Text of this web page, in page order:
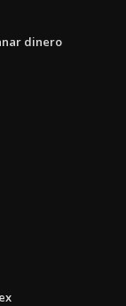
dinero